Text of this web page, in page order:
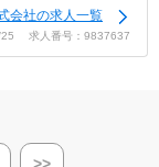
会社の求人一覧
25 求人番号：9837637